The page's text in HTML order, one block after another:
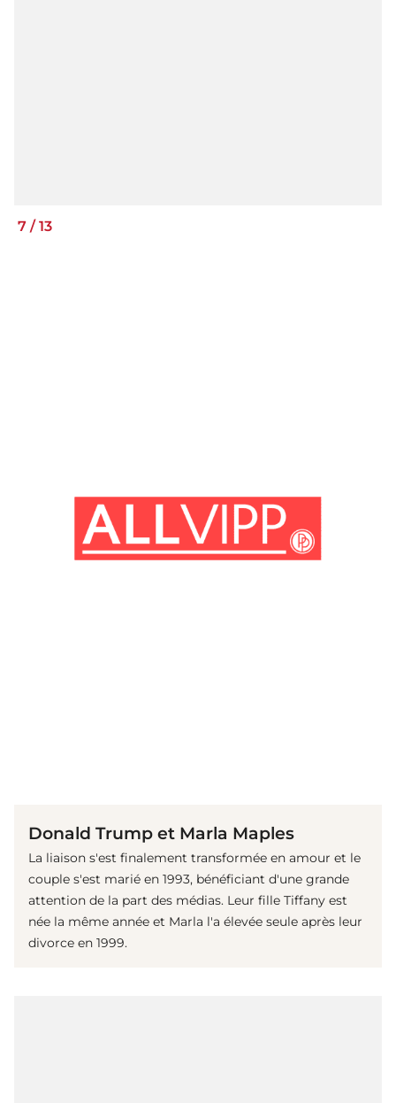
7 /13
Donald Trump et Marla Maples
La liaison s'est finalement transformée en amour et le
couple s'est marié en 1993, bénéficiant d'une grande
attention de la part des médias. Leur fille Tiffany est
née la même année et Marla l'a élevée seule après leur
divorce en 1999.